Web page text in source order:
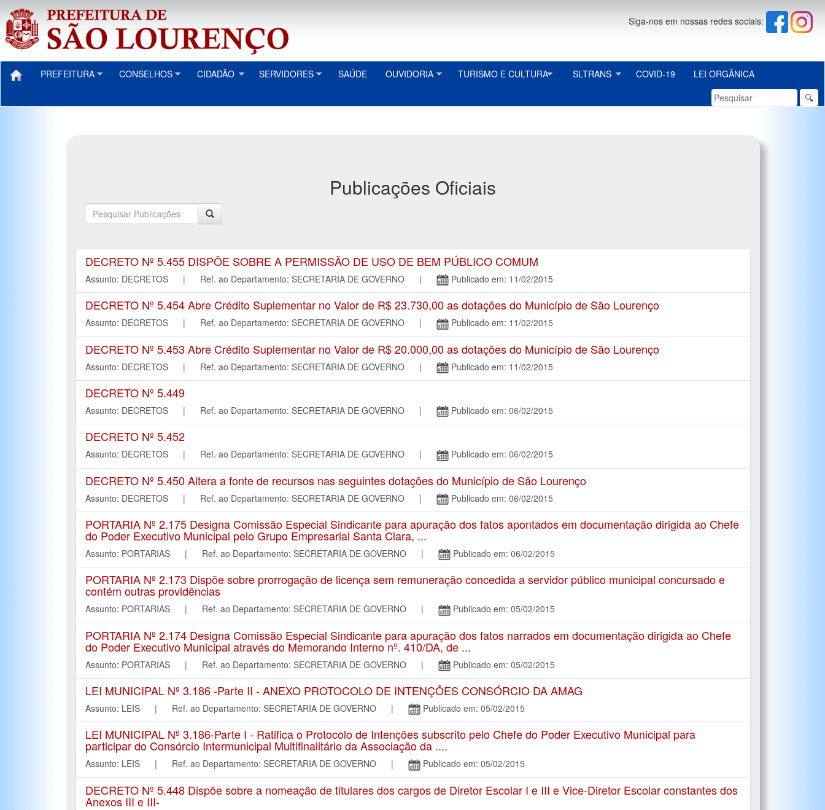
Siga-nos em nossas redes sociais:
PREFEITURA CONSELHOS CIDADÃO SERVIDORES SAÚDE OUVIDORIA TURISMO E CULTURA SLTRANS COVID-19
LEI ORGÂNICA
🔍
Publicações Oficiais
DECRETO Nº 5.455 DISPÕE SOBRE A PERMISSÃO DE USO DE BEM PÚBLICO COMUM
Assunto: DECRETOS | Ref. ao Departamento: SECRETARIA DE GOVERNO | Publicado em: 11/02/2015
DECRETO Nº 5.454 Abre Crédito Suplementar no Valor de R$ 23.730,00 as dotações do Município de São Lourenço
Assunto: DECRETOS | Ref. ao Departamento: SECRETARIA DE GOVERNO | Publicado em: 11/02/2015
DECRETO Nº 5.453 Abre Crédito Suplementar no Valor de R$ 20.000,00 as dotações do Município de São Lourenço
Assunto: DECRETOS | Ref. ao Departamento: SECRETARIA DE GOVERNO | Publicado em: 11/02/2015
DECRETO Nº 5.449
Assunto: DECRETOS | Ref. ao Departamento: SECRETARIA DE GOVERNO | Publicado em: 06/02/2015
DECRETO Nº 5.452
Assunto: DECRETOS | Ref. ao Departamento: SECRETARIA DE GOVERNO | Publicado em: 06/02/2015
DECRETO Nº 5.450 Altera a fonte de recursos nas seguintes dotações do Município de São Lourenço
Assunto: DECRETOS | Ref. ao Departamento: SECRETARIA DE GOVERNO | Publicado em: 06/02/2015
PORTARIA Nº 2.175 Designa Comissão Especial Sindicante para apuração dos fatos apontados em documentação dirigida ao Chefe
do Poder Executivo Municipal pelo Grupo Empresarial Santa Clara, ...
Assunto: PORTARIAS | Ref. ao Departamento: SECRETARIA DE GOVERNO | Publicado em: 06/02/2015
PORTARIA Nº 2.173 Dispõe sobre prorrogação de licença sem remuneração concedida a servidor público municipal concursado e
contém outras providências
Assunto: PORTARIAS | Ref. ao Departamento: SECRETARIA DE GOVERNO | Publicado em: 05/02/2015
PORTARIA Nº 2.174 Designa Comissão Especial Sindicante para apuração dos fatos narrados em documentação dirigida ao Chefe
do Poder Executivo Municipal através do Memorando Interno nº. 410/DA, de ...
Assunto: PORTARIAS | Ref. ao Departamento: SECRETARIA DE GOVERNO | Publicado em: 05/02/2015
LEI MUNICIPAL Nº 3.186 -Parte II - ANEXO PROTOCOLO DE INTENÇÕES CONSÓRCIO DA AMAG
Assunto: LEIS | Ref. ao Departamento: SECRETARIA DE GOVERNO | Publicado em: 05/02/2015
LEI MUNICIPAL Nº 3.186-Parte I - Ratifica o Protocolo de Intenções subscrito pelo Chefe do Poder Executivo Municipal para
participar do Consórcio Intermunicipal Multifinalitário da Associação da ....
Assunto: LEIS | Ref. ao Departamento: SECRETARIA DE GOVERNO | Publicado em: 05/02/2015
DECRETO Nº 5.448 Dispõe sobre a nomeação de titulares dos cargos de Diretor Escolar I e III e Vice-Diretor Escolar constantes dos
Anexos III e III-